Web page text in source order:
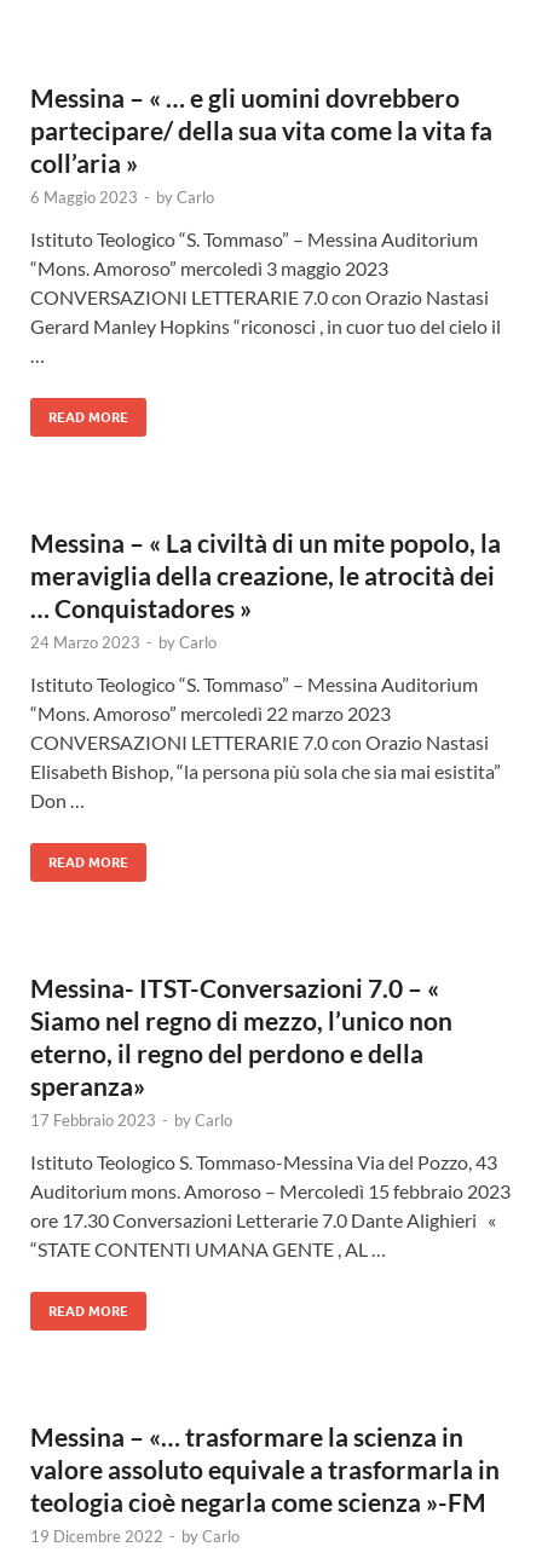
Messina – « … e gli uomini dovrebbero
partecipare/ della sua vita come la vita fa
coll’aria »
6 Maggio 2023 - byCarlo
Istituto Teologico “S. Tommaso” – Messina Auditorium
“Mons. Amoroso” mercoledì 3 maggio 2023
CONVERSAZIONI LETTERARIE 7.0 con Orazio Nastasi
Gerard Manley Hopkins “riconosci , in cuor tuo del cielo il
READ MORE
Messina – « La civiltà di un mite popolo, la
meraviglia della creazione, le atrocità dei
… Conquistadores »
24 Marzo 2023 - byCarlo
Istituto Teologico “S. Tommaso” – Messina Auditorium
“Mons. Amoroso” mercoledì 22 marzo 2023
CONVERSAZIONI LETTERARIE 7.0 con Orazio Nastasi
Elisabeth Bishop, “la persona più sola che sia mai esistita”
Don …
READ MORE
Messina- ITST-Conversazioni 7.0 – «
Siamo nel regno di mezzo, l’unico non
eterno, il regno del perdono e della
speranza»
17 Febbraio 2023 - byCarlo
Istituto Teologico S. Tommaso-Messina Via del Pozzo, 43
Auditorium mons. Amoroso – Mercoledì 15 febbraio 2023
ore 17.30 Conversazioni Letterarie 7.0 Dante Alighieri «
“STATE CONTENTI UMANA GENTE , AL …
READ MORE
Messina – «… trasformare la scienza in
valore assoluto equivale a trasformarla in
teologia cioè negarla come scienza »-FM
19 Dicembre 2022 - byCarlo